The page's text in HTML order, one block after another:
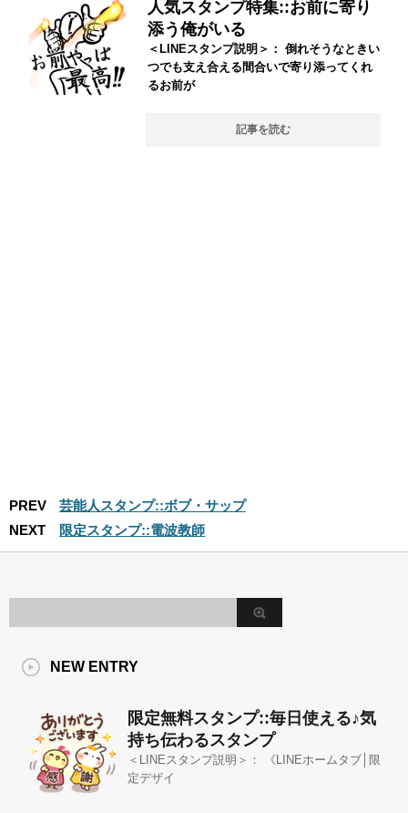
人気スタンプ特集::お前に寄り
添う俺がいる
＜LINEスタンプ説明＞： 倒れそうなときい
つでも支え合える間合いで寄り添ってくれ
るお前が
記事を読む
PREV
芸能人スタンプ::ボブ・サップ
NEXT
限定スタンプ::電波教師
NEW ENTRY
限定無料スタンプ::毎日使える♪気
持ち伝わるスタンプ
＜LINEスタンプ説明＞： 《LINEホームタブ│限
定デザイ